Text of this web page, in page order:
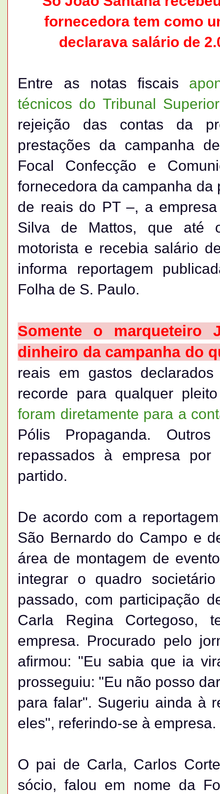
fornecedora tem como
declarava salário de
Entre as notas fiscais
técnicos do Tribunal
rejeição das contas da
prestações da campanha
Focal Confecção e
fornecedora da campanha
de reais do PT –, a
Silva de Mattos, que até
motorista e recebia salário
informa reportagem
Folha de S. Paulo.
Somente o marqueteiro
dinheiro da campanha do
reais em gastos
recorde para qualquer
foram diretamente para a
Pólis Propaganda.
repassados à empresa
partido.
De acordo com a
São Bernardo do Campo e
área de montagem de
integrar o quadro
passado, com participação
Carla Regina Cortegoso,
empresa. Procurado pelo
afirmou: "Eu sabia que ia
prosseguiu: "Eu não posso
para falar". Sugeriu ainda à
eles", referindo-se à empresa.
O pai de Carla, Carlos
sócio, falou em nome da